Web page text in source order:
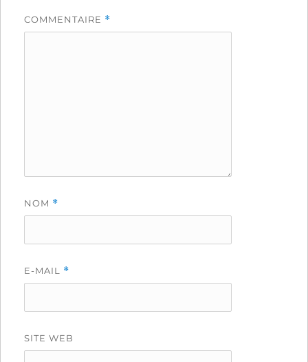
COMMENTAIRE *
NOM *
E-MAIL *
SITE WEB